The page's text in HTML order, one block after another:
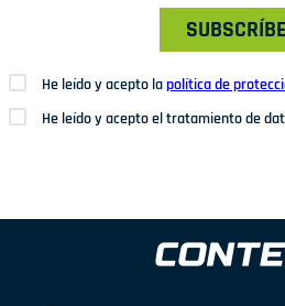
He leído y acepto lapolítica de
He leído y acepto el tratamiento de